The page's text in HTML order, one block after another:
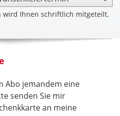
wird Ihnen schriftlich mitgeteilt.
Abo jemandem eine
senden Sie mir
an meine